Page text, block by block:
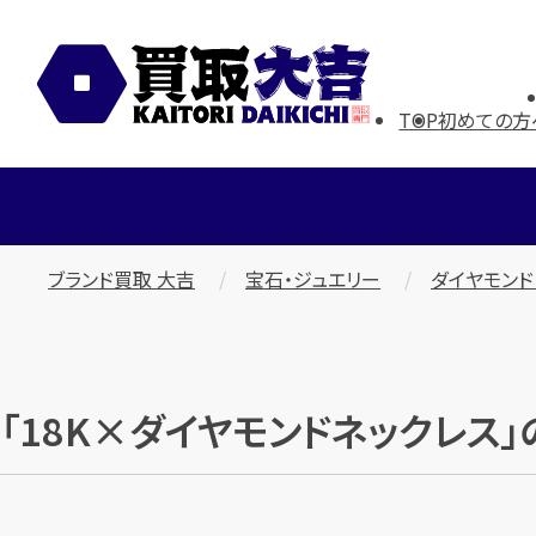
TOP初めての
ブランド買取 大吉 宝石・ジュエリー ダイヤモン
「18K×ダイヤモンドネックレス